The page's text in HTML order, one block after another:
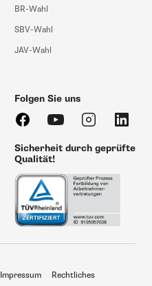
BR-Wahl
SBV-Wahl
JAV-Wahl
Folgen Sie uns
Sicherheit durch geprüfte
Qualität!
Impressum
Rechtliches